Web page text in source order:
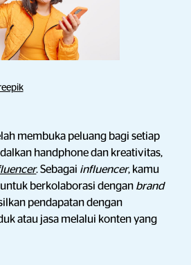
membuka peluang bagi setiap
handphone dan kreativitas,
. Sebagai influencer, kamu
berkolaborasi dengan brand
pendapatan dengan
atau jasa melalui konten yang